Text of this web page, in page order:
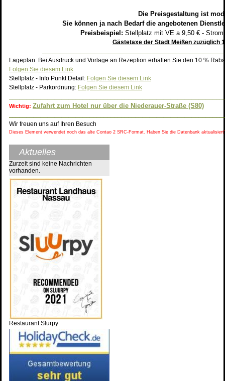
Die Preisgestaltung ist
Sie können ja nach Bedarf die angebotenen
Preisbeispiel: Stellplatz mit VE a 9,50 € -
Gästetaxe der Stadt Meißen zuzüglich
Lageplan: Bei Ausdruck und Vorlage an Rezeption erhalten Sie den 10 %
Folgen Sie diesem Link
Stellplatz - Info Punkt Detail: Folgen Sie diesem Link
Stellplatz - Parkordnung: Folgen Sie diesem Link
Wichtig: Zufahrt zum Hotel nur über die Niederauer-Straße (S80)
Wir freuen uns auf Ihren Besuch
Dieses Element verwendet noch das alte Contao 2 SRC-Format. Haben Sie die Datenbank
Aktuelles
Zurzeit sind keine Nachrichten
vorhanden.
Restaurant Slurpy